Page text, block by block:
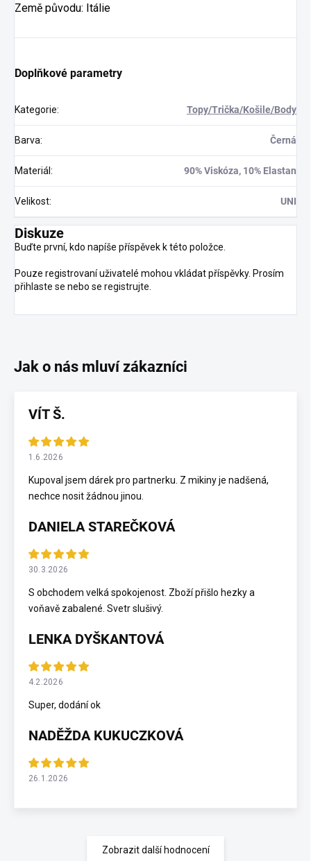
Země původu: Itálie
Doplňkové parametry
Kategorie: Topy/Trička/Košile/Body
Barva: Černá
Materiál : 90% Viskóza, 10% Elastan
Velikost: UNI
Diskuze
Buďte první, kdo napíše příspěvek k této položce.
Pouze registrovaní uživatelé mohou vkládat příspěvky. Prosím
přihlaste se nebo se registrujte
VÍT Š.
1.6.2026
Kupoval jsem dárek pro partnerku. Z mikiny je nadšená,
nechce nosit žádnou jinou.
DANIELA STAREČKOVÁ
30.3.2026
S obchodem velká spokojenost. Zboží přišlo hezky a
voňavě zabalené. Svetr slušivý.
LENKA DYŠKANTOVÁ
4.2.2026
Super, dodání ok
NADĚŽDA KUKUCZKOVÁ
26.1.2026
Zobrazit další hodnocení